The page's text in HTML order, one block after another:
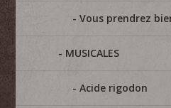
Vous prendrez
MUSICALES
Acide rigodon